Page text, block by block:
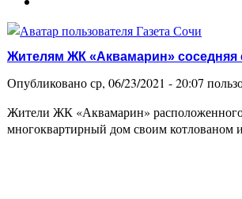
Жителям ЖК «Аквамарин» соседняя
Опубликовано ср, 06/23/2021 - 20:07
Жители ЖК «Аквамарин» расположенного
многоквартирный дом своим котлованом